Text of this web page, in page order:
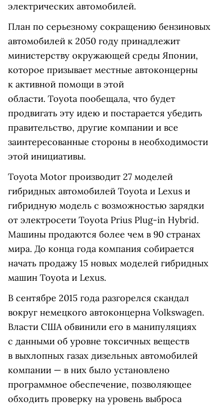
электрических автомобилей.
План по серьезному сокращению бензиновых
автомобилей к 2050 году принадлежит
министерству окружающей среды Японии,
которое призывает местные автоконцерны
к активной помощи в этой
области. Toyota пообещала, что будет
продвигать эту идею и постарается убедить
правительство, другие компании и все
заинтересованные стороны в необходимости
этой инициативы.
Toyota Motor производит 27 моделей
гибридных автомобилей Toyota и Lexus и
гибридную модель с возможностью зарядки
от электросети Toyota Prius Plug-in Hybrid.
Машины продаются более чем в 90 странах
мира. До конца года компания собирается
начать продажу 15 новых моделей гибридных
машин Toyota и Lexus.
В сентябре 2015 года разгорелся скандал
вокруг немецкого автоконцерна Volkswagen.
Власти США обвинили его в манипуляциях
с данными об уровне токсичных веществ
в выхлопных газах дизельных автомобилей
компании — в них было установлено
программное обеспечение, позволяющее
обходить проверку на уровень выброса